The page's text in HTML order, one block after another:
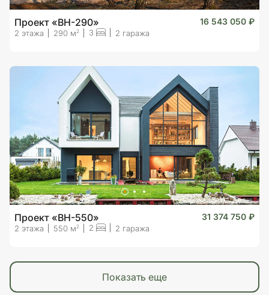
Проект «BH-290» 16 543 050 ₽
2 этажа 290 м 2 3 2 гаража
Проект «BH-550» 31 374 750 ₽
2 этажа 550 м2 2 2 гаража
показать еще